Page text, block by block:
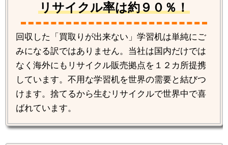
リサイクル率は約９０％！
回収した「買取りが出来ない」学習机は単純にご
みになる訳ではありません。当社は国内だけでは
なく海外にもリサイクル販売拠点を１２カ所提携
しています。不用な学習机を世界の需要と結びつ
けます。捨てるから生むリサイクルで世界中で喜
ばれています。